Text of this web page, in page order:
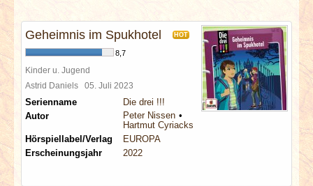
SPECIALS
REDAKTION
LINKS
ARCHIV
Geheimnis im Spukhotel HOT
8,7
Kinder u. Jugend
Astrid Daniels 05. Juli 2023
Serienname
Die drei !!!
Autor
Peter Nissen
Hartmut Cyriacks
Hörspiellabel/Verlag
EUROPA
Erscheinungsjahr
2022